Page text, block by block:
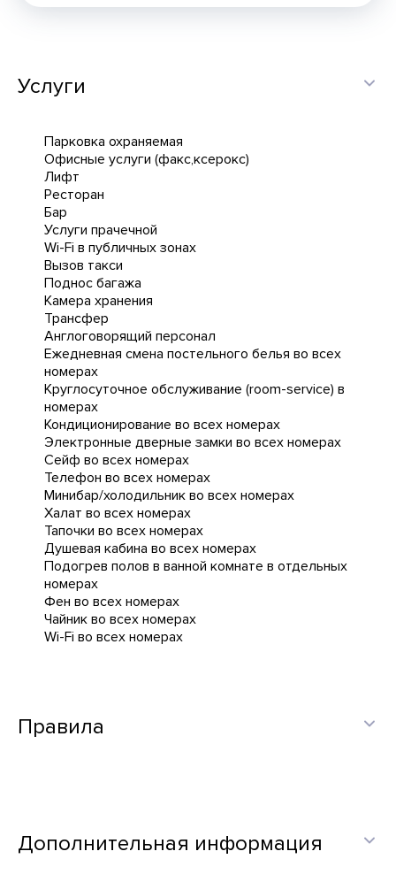
Услуги
Парковка охраняемая
Офисные услуги (факс,ксерокс)
Лифт
Ресторан
Бар
Услуги прачечной
Wi-Fi в публичных зонах
Вызов такси
Поднос багажа
Камера хранения
Трансфер
Англоговорящий персонал
Ежедневная cмена постельного белья во всех
номерах
Круглосуточное обслуживание (room-service) в
номерах
Кондиционирование во всех номерах
Электронные дверные замки во всех номерах
Сейф во всех номерах
Телефон во всех номерах
Минибар/холодильник во всех номерах
Халат во всех номерах
Тапочки во всех номерах
Душевая кабина во всех номерах
Подогрев полов в ванной комнате в отдельных
номерах
Фен во всех номерах
Чайник во всех номерах
Wi-Fi во всех номерах
Правила
Дополнительная информация